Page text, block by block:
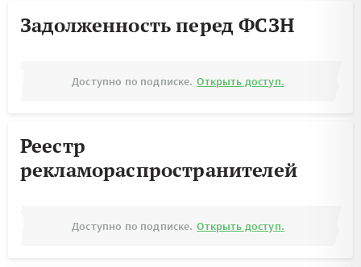
Задолженность перед ФСЗН
Доступно по подписке. Открыть доступ.
Реестр
рекламораспространителей
Доступно по подписке. Открыть доступ.